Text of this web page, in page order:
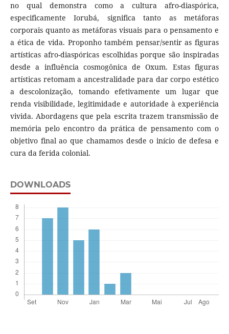
no qual demonstra como a cultura afro-diaspórica,
especificamente Iorubá, significa tanto as metáforas
corporais quanto as metáforas visuais para o pensamento e
a ética de vida. Proponho também pensar/sentir as figuras
artísticas afro-diaspóricas escolhidas porque são inspiradas
desde a influência cosmogônica de Oxum. Estas figuras
artísticas retomam a ancestralidade para dar corpo estético
a descolonização, tomando efetivamente um lugar que
renda visibilidade, legitimidade e autoridade à experiência
vivida. Abordagens que pela escrita trazem transmissão de
memória pelo encontro da prática de pensamento com o
objetivo final ao que chamamos desde o início de defesa e
cura da ferida colonial.
DOWNLOADS